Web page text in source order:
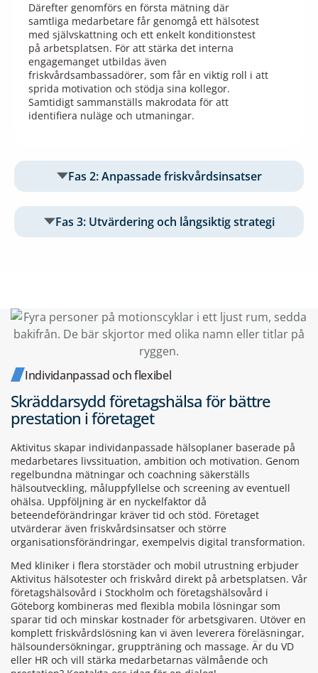
Fas 2: Anpassade friskvårdsinsatser​
Fas 3: Utvärdering och långsiktig strategi​
Därefter genomförs en första mätning där
samtliga medarbetare får genomgå ett hälsotest
med självskattning och ett enkelt konditionstest
på arbetsplatsen. För att stärka det interna
engagemanget utbildas även
friskvårdsambassadörer, som får en viktig roll i att
sprida motivation och stödja sina kollegor.
Samtidigt sammanställs makrodata för att
identifiera nuläge och utmaningar.
Individanpassad och flexibel
Skräddarsydd företagshälsa för bättre
prestation i företaget
Aktivitus skapar individanpassade hälsoplaner baserade på
medarbetares livssituation, ambition och motivation. Genom
regelbundna mätningar och coachning säkerställs
hälsoutveckling, måluppfyllelse och screening av eventuell
ohälsa. Uppföljning är en nyckelfaktor då
beteendeförändringar kräver tid och stöd. Företaget
utvärderar även friskvårdsinsatser och större
organisationsförändringar, exempelvis digital transformation.
Med kliniker i flera storstäder och mobil utrustning erbjuder
Aktivitus hälsotester och friskvård direkt på arbetsplatsen. Vår
företagshälsovård i Stockholm och företagshälsovård i
Göteborg kombineras med flexibla mobila lösningar som
sparar tid och minskar kostnader för arbetsgivaren. Utöver en
komplett friskvårdslösning kan vi även leverera föreläsningar,
hälsoundersökningar, gruppträning och massage. Är du VD
eller HR och vill stärka medarbetarnas välmående och